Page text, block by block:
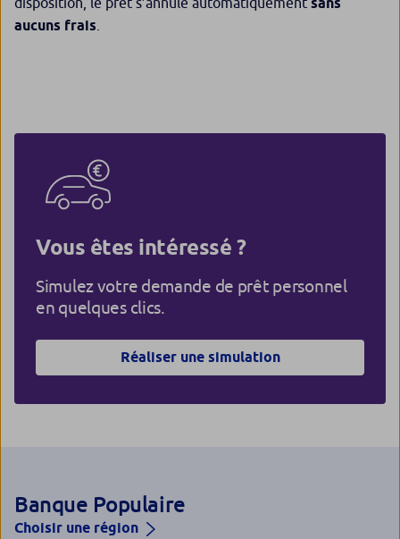
aucuns frais
Vous êtes intéressé ?
Simulez votre demande de prêt personnel
en quelques clics.
Réaliser une simulation
Banque Populaire
Choisir une région